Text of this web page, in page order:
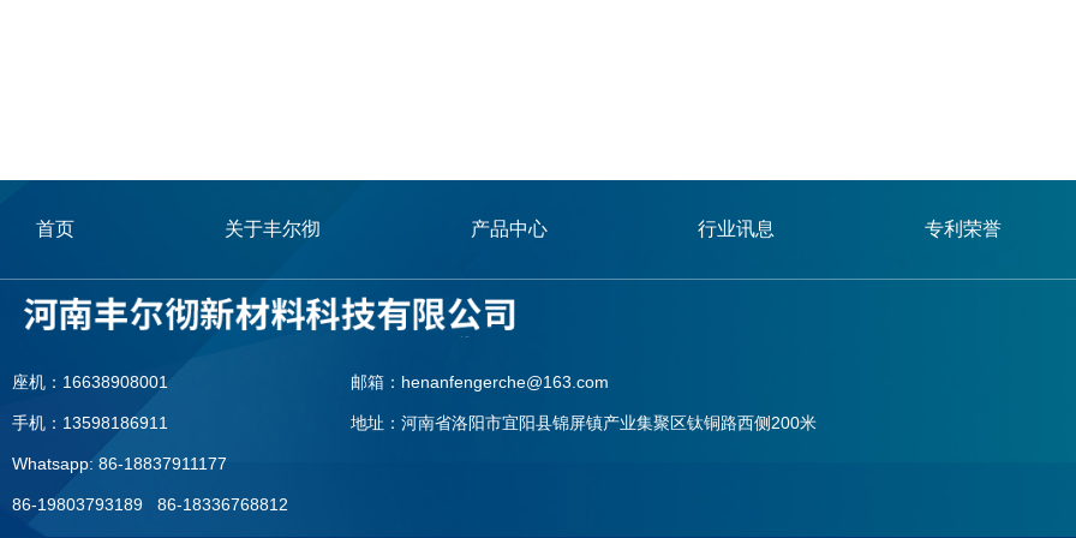
首页 关于丰尔彻 产品中心 行业讯息 专利荣誉
座机：16638908001
手机：13598186911
Whatsapp: 86-18837911177
86-19803793189 86-18336768812
邮箱：henanfengerche@163.com
地址：河南省洛阳市宜阳县锦屏镇产业集聚区钛铜路西侧200米